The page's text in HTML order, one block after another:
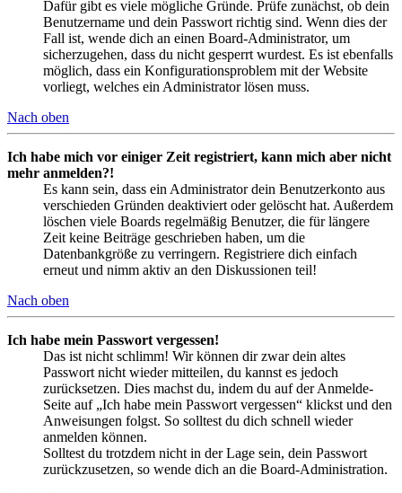
Dafür gibt es viele mögliche Gründe. Prüfe zunächst, ob dein
Benutzername und dein Passwort richtig sind. Wenn dies der
Fall ist, wende dich an einen Board-Administrator, um
sicherzugehen, dass du nicht gesperrt wurdest. Es ist ebenfalls
möglich, dass ein Konfigurationsproblem mit der Website
vorliegt, welches ein Administrator lösen muss.
Nach oben
Ich habe mich vor einiger Zeit registriert, kann mich aber nicht
mehr anmelden?!
Es kann sein, dass ein Administrator dein Benutzerkonto aus
verschieden Gründen deaktiviert oder gelöscht hat. Außerdem
löschen viele Boards regelmäßig Benutzer, die für längere
Zeit keine Beiträge geschrieben haben, um die
Datenbankgröße zu verringern. Registriere dich einfach
erneut und nimm aktiv an den Diskussionen teil!
Nach oben
Ich habe mein Passwort vergessen!
Das ist nicht schlimm! Wir können dir zwar dein altes
Passwort nicht wieder mitteilen, du kannst es jedoch
zurücksetzen. Dies machst du, indem du auf der Anmelde-
Seite auf „Ich habe mein Passwort vergessen“ klickst und den
Anweisungen folgst. So solltest du dich schnell wieder
anmelden können.
Solltest du trotzdem nicht in der Lage sein, dein Passwort
zurückzusetzen, so wende dich an die Board-Administration.